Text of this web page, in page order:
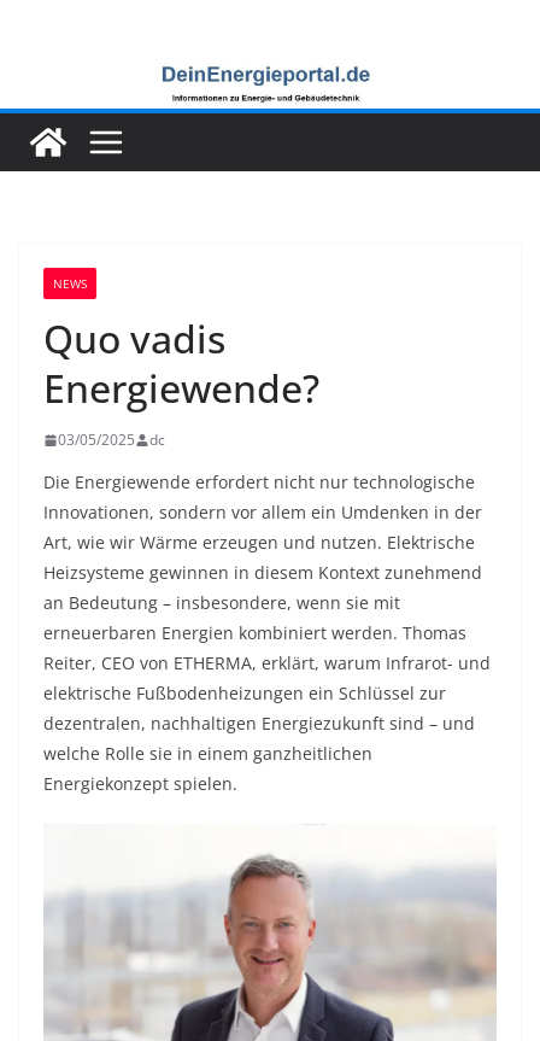
NEWS
Quo vadis
Energiewende?
03/05/2025 dc
Die Energiewende erfordert nicht nur technologische
Innovationen, sondern vor allem ein Umdenken in der
Art, wie wir Wärme erzeugen und nutzen. Elektrische
Heizsysteme gewinnen in diesem Kontext zunehmend
an Bedeutung – insbesondere, wenn sie mit
erneuerbaren Energien kombiniert werden. Thomas
Reiter, CEO von ETHERMA, erklärt, warum Infrarot- und
elektrische Fußbodenheizungen ein Schlüssel zur
dezentralen, nachhaltigen Energiezukunft sind – und
welche Rolle sie in einem ganzheitlichen
Energiekonzept spielen.